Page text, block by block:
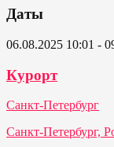
Даты
06.08.2025 10:01 -
Курорт
Санкт-Петербург
Санкт-Петербург,